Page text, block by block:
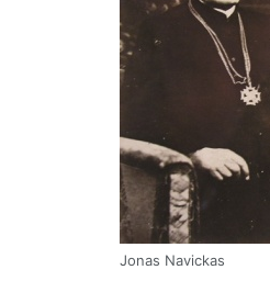
Jonas Navickas